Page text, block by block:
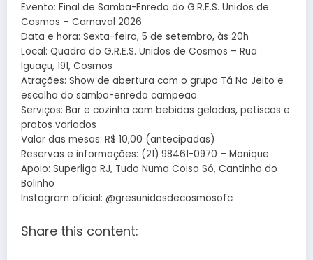
Evento: Final de Samba-Enredo do G.R.E.S. Unidos de
Cosmos – Carnaval 2026
Data e hora: Sexta-feira, 5 de setembro, às 20h
Local: Quadra do G.R.E.S. Unidos de Cosmos – Rua
Iguaçu, 191, Cosmos
Atrações: Show de abertura com o grupo Tá No Jeito e
escolha do samba-enredo campeão
Serviços: Bar e cozinha com bebidas geladas, petiscos e
pratos variados
Valor das mesas: R$ 10,00 (antecipadas)
Reservas e informações: (21) 98461-0970 – Monique
Apoio: Superliga RJ, Tudo Numa Coisa Só, Cantinho do
Bolinho
Instagram oficial: @gresunidosdecosmosofc
Share this content: